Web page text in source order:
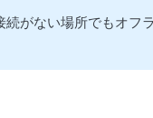
がない場所でもオフ